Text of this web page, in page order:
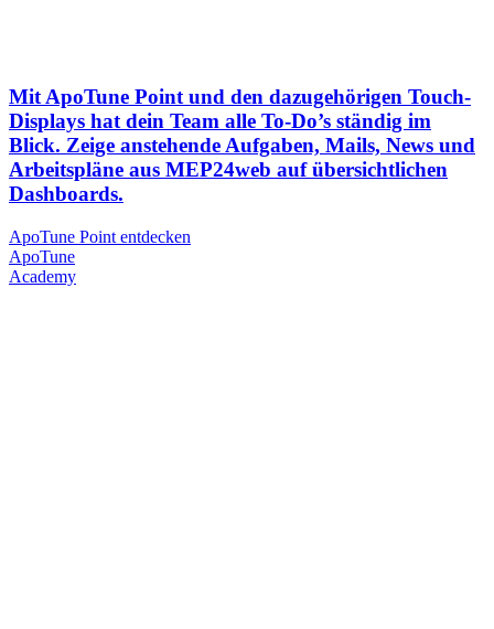
Mit ApoTune Point und den dazugehörigen Touch-
Displays hat dein Team alle To-Do’s ständig im
Blick. Zeige anstehende Aufgaben, Mails, News und
Arbeitspläne aus MEP24web auf übersichtlichen
Dashboards.
ApoTune Point entdecken
ApoTune
Academy